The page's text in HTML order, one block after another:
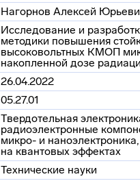
Нагорнов Алексей
Исследование и
методики повышения
высоковольтных КМОП
накопленной дозе
26.04.2022
05.27.01
Твердотельная
радиоэлектронные
микро- и
на квантовых эффектах
Технические науки